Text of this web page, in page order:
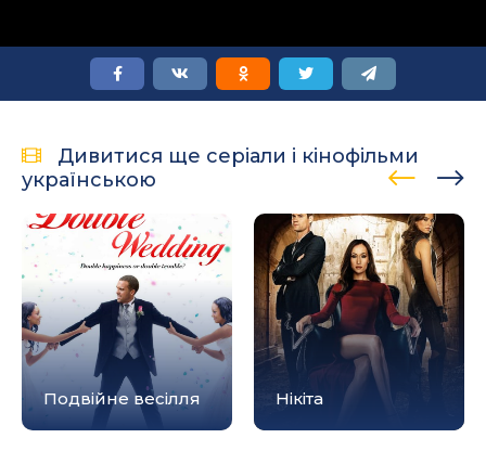
Дивитися ще серіали і кінофільми
українською
Подвійне весілля Нікіта